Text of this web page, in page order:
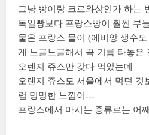
그냥 빵이랑 크르와상인가 하는
독일빵보다 프랑스빵이 훨씬 부
물은 프랑스 물이 (에비앙 생수
게 느글느글해서 꼭 기름 타놓은
오렌지 쥬스만 갖다 먹었는데
오렌지 쥬스도 서울에서 먹던 것
럼 밍밍한 느낌이…
프랑스에서 마시는 종류로는 어